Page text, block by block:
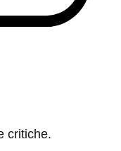
critiche.